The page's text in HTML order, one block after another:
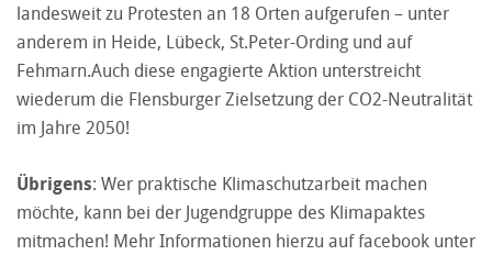
landesweit zu Protesten an 18 Orten aufgerufen – unter
anderem in Heide, Lübeck, St.Peter-Ording und auf
Fehmarn.Auch diese engagierte Aktion unterstreicht
wiederum die Flensburger Zielsetzung der CO2-Neutralität
im Jahre 2050!
Übrigens: Wer praktische Klimaschutzarbeit machen
möchte, kann bei der Jugendgruppe des Klimapaktes
mitmachen! Mehr Informationen hierzu auf facebook unter